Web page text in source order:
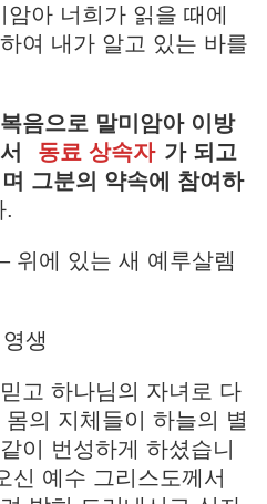
아 너희가 읽을 때에
여 내가 알고 있는 바를
복음으로 말미암아 이방
동료 상속자 가 되고
그분의 약속에 참여하
.
위에 있는 새 예루살렘
생
고 하나님의 자녀로 다
의 지체들이 하늘의 별
이 번성하게 하셨습니
신 예수 그리스도께서